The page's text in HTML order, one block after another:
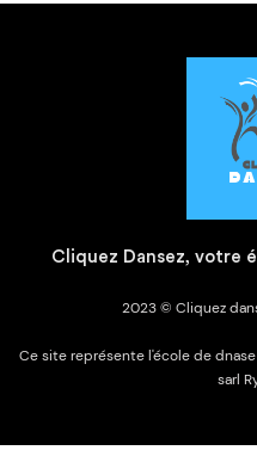
C liquez Dansez, votre
2023 © Cliquez
Ce site représente l'école de
sarl